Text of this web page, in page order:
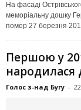
На фасаді
меморіальну дошку
помер 27 березня
Першою у
народилася
Голос з-над Бугу -